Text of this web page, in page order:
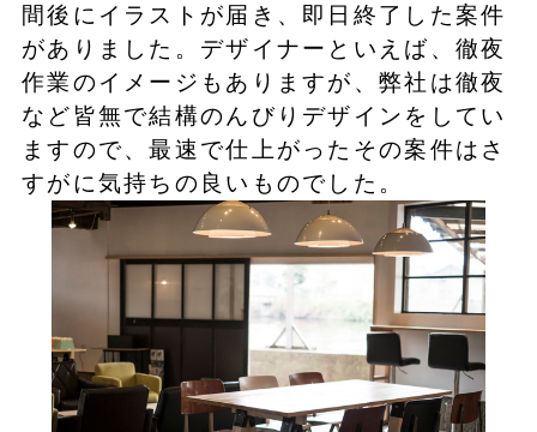
間後にイラストが届き、即日終了した案件
がありました。デザイナーといえば、徹夜
作業のイメージもありますが、弊社は徹夜
など皆無で結構のんびりデザインをしてい
ますので、最速で仕上がったその案件はさ
すがに気持ちの良いものでした。